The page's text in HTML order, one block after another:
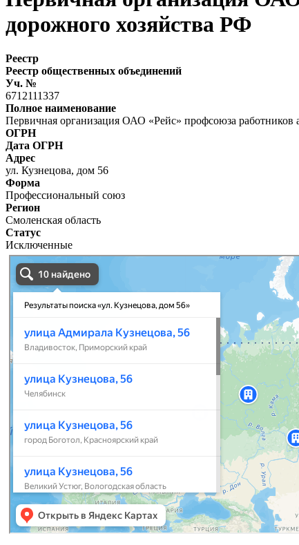
дорожного хозяйства РФ
Реестр
Реестр общественных объединений
Уч. №
6712111337
Полное наименование
Первичная организация ОАО «Рейс» профсоюза работников
ОГРН
Дата ОГРН
Адрес
ул. Кузнецова, дом 56
Форма
Профессиональный союз
Регион
Смоленская область
Статус
Исключенные